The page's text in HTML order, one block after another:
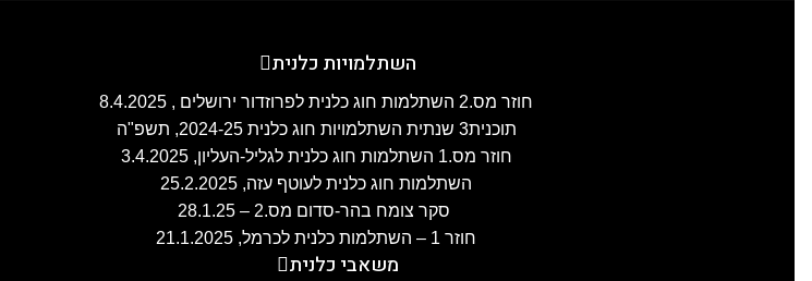
השתלמויות כלנית
חוזר מס.2 השתלמות חוג כלנית לפרוזדור ירושלים , 8.4.2025
תוכנית3 שנתית השתלמויות חוג כלנית 2024-25, תשפ"ה
חוזר מס.1 השתלמות חוג כלנית לגליל-העליון, 3.4.2025
השתלמות חוג כלנית לעוטף עזה, 25.2.2025
סקר צומח בהר-סדום מס.2 – 28.1.25
חוזר 1 – השתלמות כלנית לכרמל, 21.1.2025
משאבי כלנית